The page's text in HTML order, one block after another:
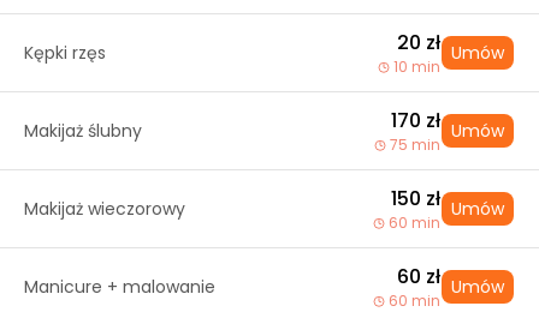
Kępki rzęs 20 zł
10 min
Umów
Makijaż ślubny 170 zł
75 min
Umów
Makijaż wieczorowy 150 zł
60 min
Umów
Manicure + malowanie 60 zł
60 min
Umów